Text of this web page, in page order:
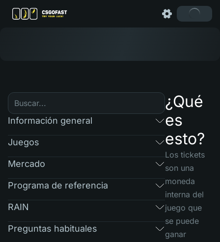
Información general
Juegos
Mercado
Programa de referencia
RAIN
Preguntas habituales
¿Qué
es
esto?
Los tickets
son una
moneda
interna del
juego que
se puede
ganar